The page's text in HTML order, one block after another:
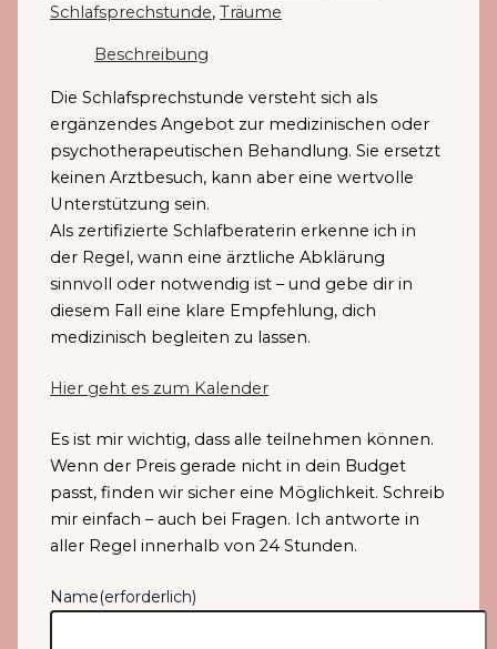
Schlafsprechstunde,Träume
Beschreibung
Die Schlafsprechstunde versteht sich als
ergänzendes Angebot zur medizinischen oder
psychotherapeutischen Behandlung. Sie ersetzt
keinen Arztbesuch, kann aber eine wertvolle
Unterstützung sein.
Als zertifizierte Schlafberaterin erkenne ich in
der Regel, wann eine ärztliche Abklärung
sinnvoll oder notwendig ist – und gebe dir in
diesem Fall eine klare Empfehlung, dich
medizinisch begleiten zu lassen.
Hier geht es zum Kalender
Es ist mir wichtig, dass alle teilnehmen können.
Wenn der Preis gerade nicht in dein Budget
passt, finden wir sicher eine Möglichkeit. Schreib
mir einfach – auch bei Fragen. Ich antworte in
aller Regel innerhalb von 24 Stunden.
Name(erforderlich)